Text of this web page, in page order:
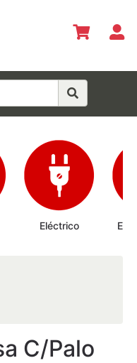
Eléctrico
C/Palo